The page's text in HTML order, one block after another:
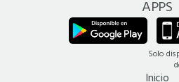
Inicio
APPS
Solo